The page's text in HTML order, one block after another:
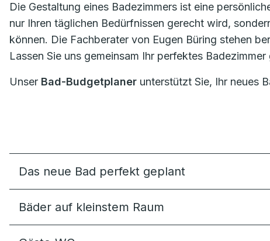
Die Gestaltung eines Badezimmers ist eine
nur Ihren täglichen Bedürfnissen gerecht wird,
können. Die Fachberater von Eugen Büring stehen
Lassen Sie uns gemeinsam Ihr perfektes Badezimmer
Unser Bad-Budgetplaner unterstützt Sie, Ihr neues
Das neue Bad perfekt geplant
Bäder auf kleinstem Raum